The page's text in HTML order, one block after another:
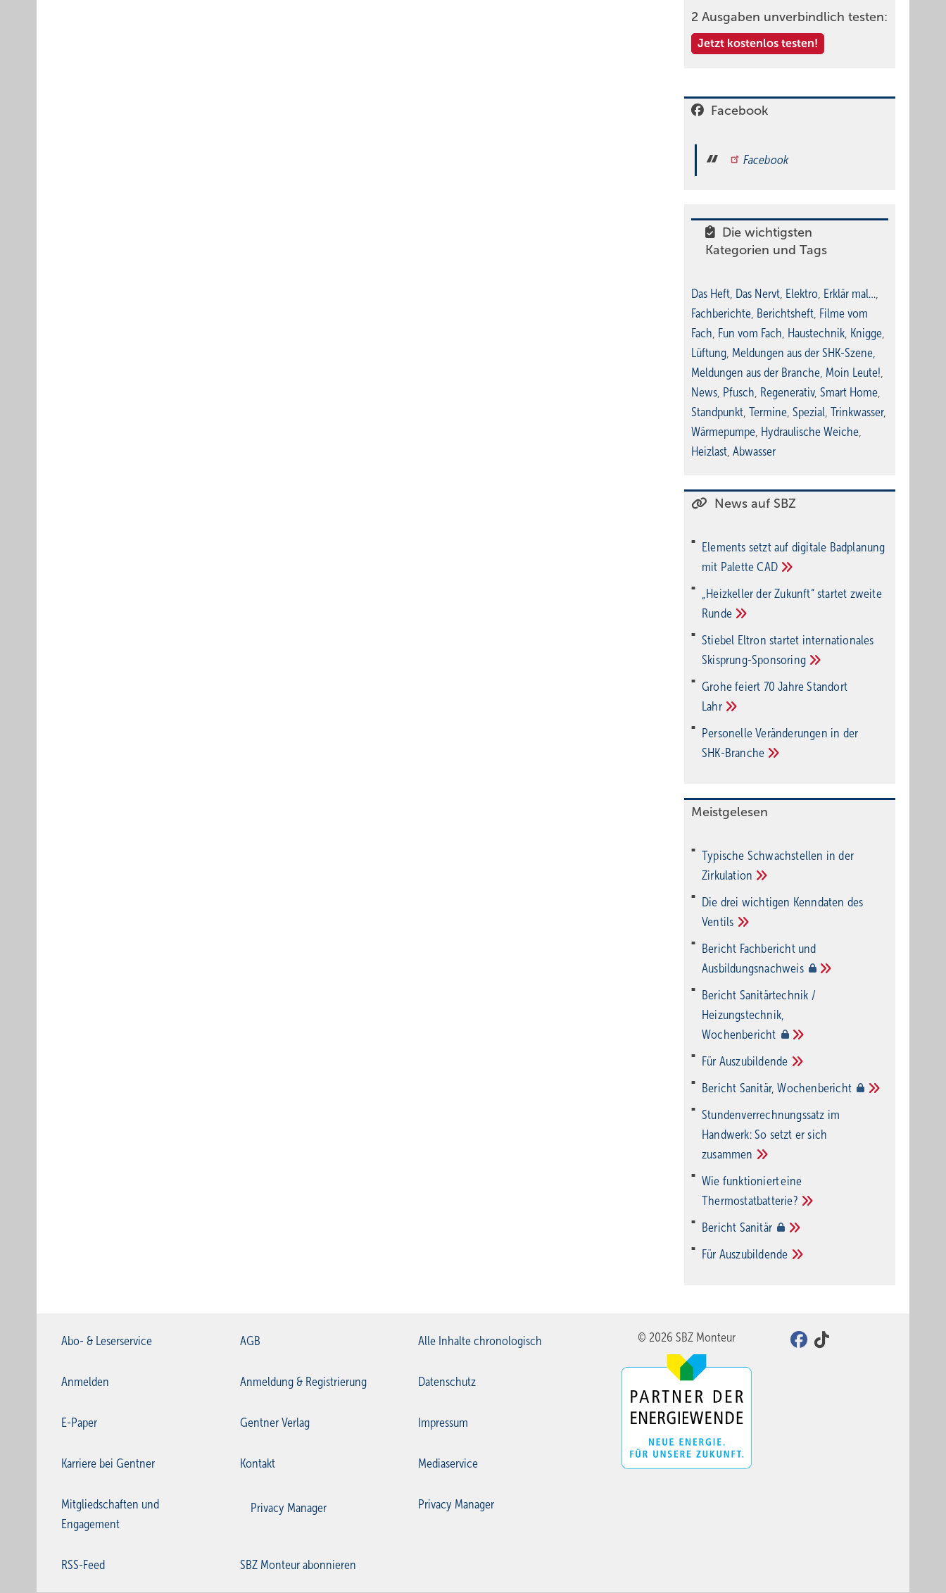
2 Ausgaben unverbindlich testen:
Jetzt kostenlos testen!
Facebook
Facebook
Die wichtigsten
Kategorien und Tags
Das Heft, Das Nervt, Elektro, Erklär mal…,
Fachberichte, Berichtsheft, Filme vom
Fach, Fun vom Fach, Haustechnik, Knigge,
Lüftung, Meldungen aus der SHK-Szene,
Meldungen aus der Branche, Moin Leute!,
News, Pfusch, Regenerativ, Smart Home,
Standpunkt, Termine, Spezial, Trinkwasser,
Wärmepumpe, Hydraulische Weiche,
Heizlast, Abwasser
News auf SBZ
Elements setzt auf di­gi­ta­le Bad­pla­nung
mit PaletteCAD
„Heizkeller der Zu­kunft“ star­tet zwei­te
Run­de
Stiebel Eltron startet internatio­nales
Ski­sprung-Spon­soring
Grohe feiert 70 Jahre Standort
Lahr
Personelle Veränderungen in der
SHK-Branche
Meistgelesen
Typische Schwachstellen in der
Zirkulation
Die drei wichtigen Kenndaten des
Ventils
Bericht Fachbericht und
Ausbildungsnachweis
Bericht Sanitärtechnik /
Heizungstechnik,
Wochenbericht
Für Auszubildende
Bericht Sanitär,Wochenbericht
Stundenverrechnungssatz im
Handwerk: So setzt er sich
zusammen
Wie funktioniert eine
Thermostatbatterie?
Bericht Sanitär
Für Auszubildende
Abo- & Leserservice AGB Alle Inhalte chronologisch
Anmelden Anmeldung & Registrierung Datenschutz
E-Paper Gentner Verlag Impressum
Karriere bei Gentner Kontakt Mediaservice
Mitgliedschaften und
Engagement
Privacy Manager Privacy Manager
RSS-Feed SBZ Monteur abonnieren
© 2026 SBZ Monteur